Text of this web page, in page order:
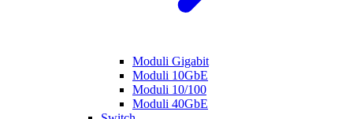
Moduli Gigabit
Moduli 10GbE
Moduli 10/100
Moduli 40GbE